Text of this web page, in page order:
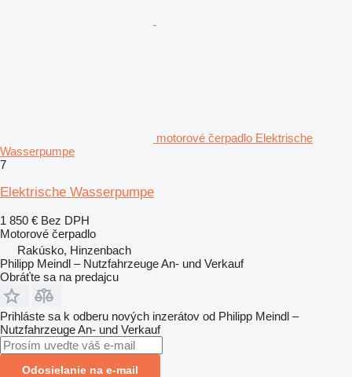
motorové čerpadlo Elektrische
Wasserpumpe
7
Elektrische Wasserpumpe
1 850 € Bez DPH
Motorové čerpadlo
Rakúsko, Hinzenbach
Philipp Meindl – Nutzfahrzeuge An- und Verkauf
Obráťte sa na predajcu
Prihláste sa k odberu nových inzerátov od Philipp Meindl –
Nutzfahrzeuge An- und Verkauf
Odosielanie na e-mail